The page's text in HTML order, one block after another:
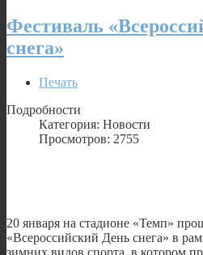
Фестиваль
снега»
Печать
Подробности
Категория: Новости
Просмотров: 2755
20 января на стадионе «Темп»
«Всероссийский День снега» в